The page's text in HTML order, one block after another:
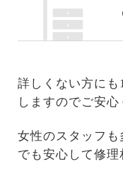
詳しくない方に
しますのでご安心
女性のスタッフ
でも安心して修理